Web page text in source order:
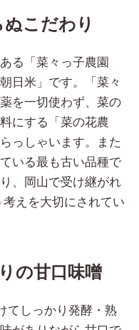
こだわり
る「菜々っ子農園
日米」です。「菜々
を一切使わず、菜の
にする「菜の花農
っしゃいます。また
いる最も古い品種で
、岡山で受け継がれ
えを大切にされてい
の甘口味噌
てしっかり発酵・熟